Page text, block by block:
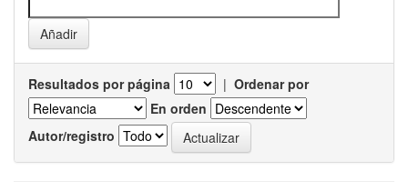
Resultados por página | Ordenar por
En orden
Autor/registro